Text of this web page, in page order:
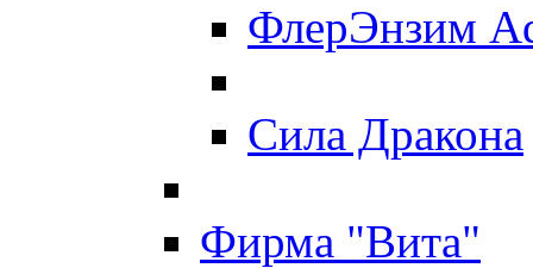
ФлерЭнзим
Сила Дракона
Фирма "Вита"